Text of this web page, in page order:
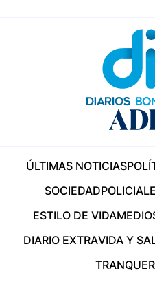
ÚLTIMAS NOTICIAS
SOCIEDAD
ESTILO DE VIDA
DIARIO EXTRAVIDA Y